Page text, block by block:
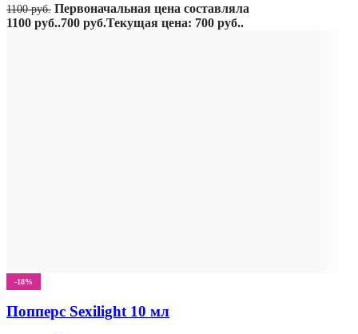
1100руб. Первоначальная цена составляла
1100 руб..700 руб.Текущая цена: 700 руб..
-18%
Попперс Sexilight 10 мл